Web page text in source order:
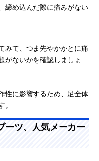
締め込んだ際に痛みがない
みて、つま先やかかとに痛
がないかを確認しましょ
性に影響するため、足全体
。
ーツ、人気メーカー